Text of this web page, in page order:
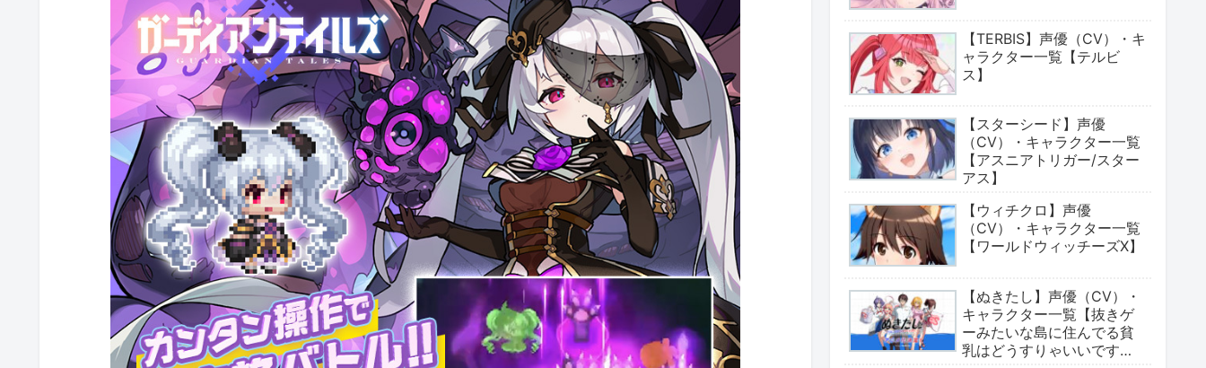
【TERBIS】声優（CV）・キ
ャラクター一覧【テルビ
ス】
【スターシード】声優
（CV）・キャラクター一覧
【アスニアトリガー/スター
アス】
【ウィチクロ】声優
（CV）・キャラクター一覧
【ワールドウィッチーズX】
【ぬきたし】声優（CV）・
キャラクター一覧【抜きゲ
ーみたいな島に住んでる貧
乳はどうすりゃいいです